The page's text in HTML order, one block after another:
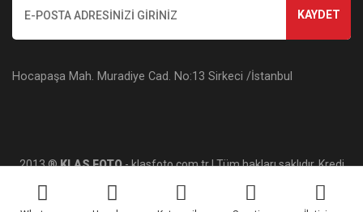
KAYDET
Hocapaşa Mah. Muradiye Cad. No:13 Sirkeci /İstanbul
2013 ®KLAS FOTO- klasfoto.com.tr | Tüm hakları saklıdır. Kredi